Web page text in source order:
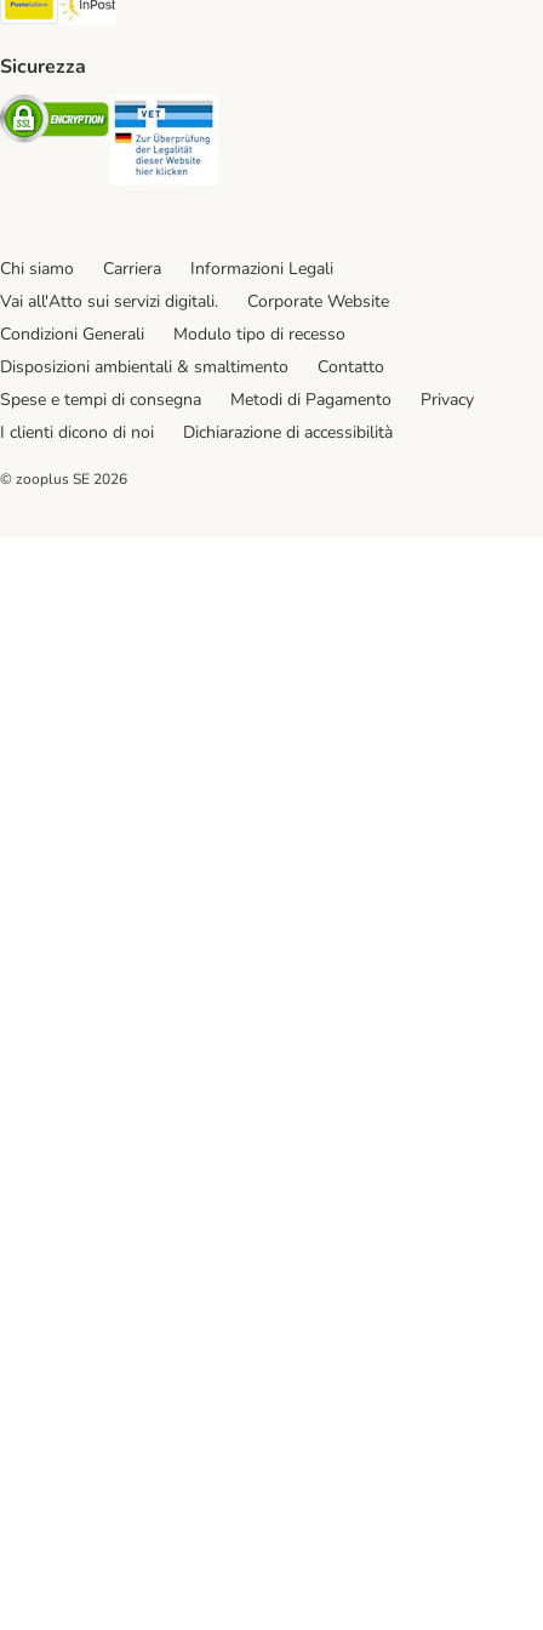
Sicurezza
Security
Chi siamo Carriera
Informazioni Legali
Vai all'Atto sui servizi digitali.
Corporate Website
Condizioni Generali
Modulo tipo di recesso
Disposizioni ambientali & smaltimento
Contatto
Spese e tempi di consegna
Metodi di Pagamento
Privacy
I clienti dicono di noi
Dichiarazione di accessibilità
© zooplus SE 2026